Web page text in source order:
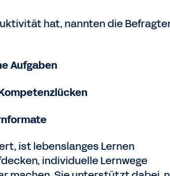
hat, nannten die
Aufgaben
ist lebenslanges Lernen
individuelle Lernwege